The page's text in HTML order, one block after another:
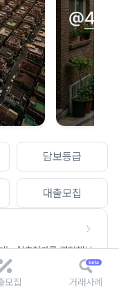
담보등급
대출모집
는 AI추정가를 경험해보
모집 거래사례